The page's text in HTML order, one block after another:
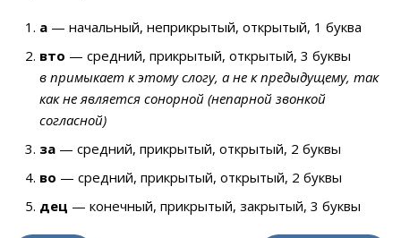
а — начальный, неприкрытый, открытый, 1 буква
вто — средний, прикрытый, открытый, 3 буквы
в примыкает к этому слогу, а не к предыдущему, так
как не является сонорной (непарной звонкой
согласной)
за — средний, прикрытый, открытый, 2 буквы
во — средний, прикрытый, открытый, 2 буквы
дец — конечный, прикрытый, закрытый, 3 буквы